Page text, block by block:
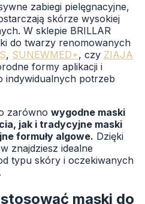
zabiegi pielęgnacyjne,
skórze wysokiej
W sklepie BRILLAR
do twarzy renomowanych
, SUNEWMED+, czy ZIAJA
formy aplikacji i
indywidualnych potrzeb
zarówno wygodne maski
jak i tradycyjne maski
formuły algowe. Dzięki
znajdziesz idealne
typu skóry i oczekiwanych
maski do